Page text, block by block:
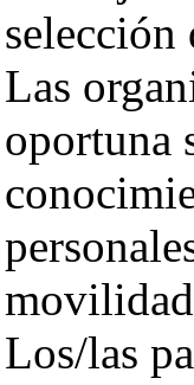
selección
Las
oportuna
movilidad
Los/las